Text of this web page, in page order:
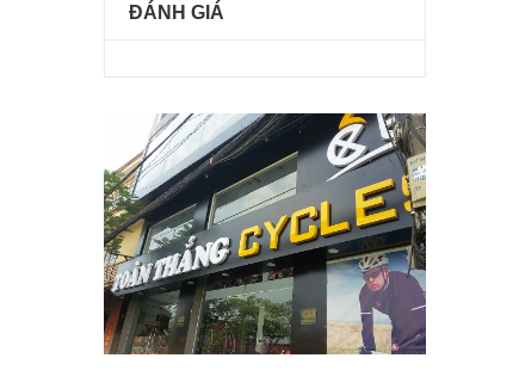
ĐÁNH GIÁ